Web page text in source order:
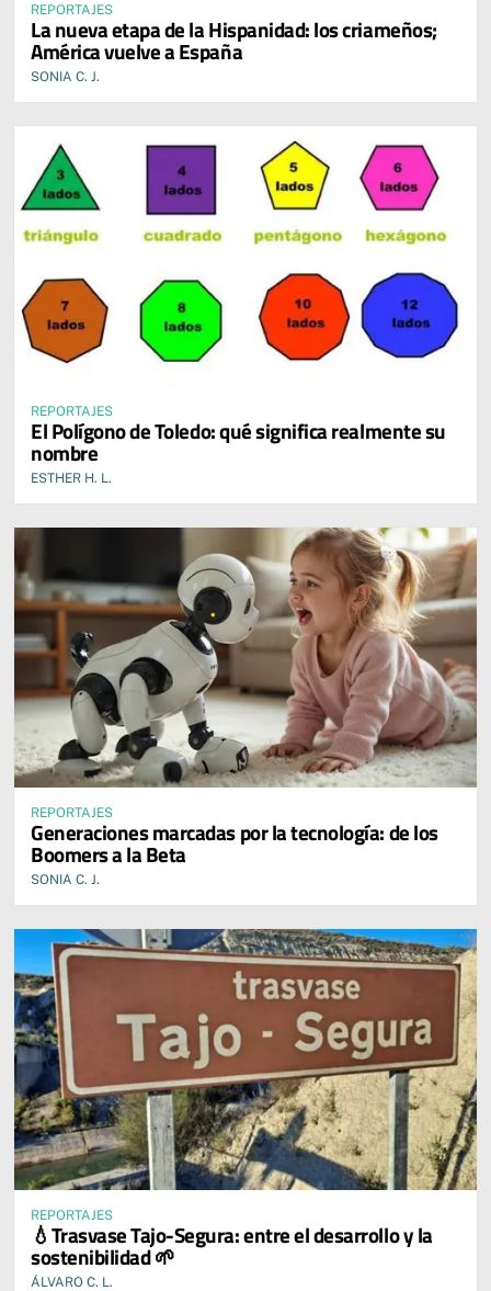
REPORTAJES
La nueva etapa de la Hispanidad: los criameños;
América vuelve a España
SONIA C. J.
REPORTAJES
El Polígono de Toledo: qué significa realmente su
nombre
ESTHER H. L.
REPORTAJES
Generaciones marcadas por la tecnología: de los
Boomers a la Beta
SONIA C. J.
REPORTAJES
💧Trasvase Tajo-Segura: entre el desarrollo y la
sostenibilidad 🌱
ÁLVARO C. L.